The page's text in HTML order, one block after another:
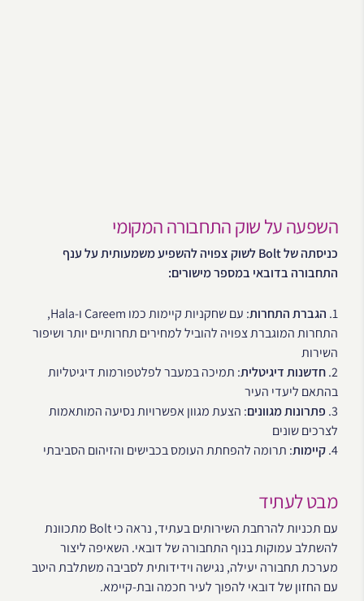
השפעה על שוק התחבורה המקומי
כניסתה של Bolt לשוק צפויה להשפיע משמעותית על ענף
התחבורה בדובאי במספר מישורים:
1. הגברת התחרות
: עם שחקניות קיימות כמו Careem ו-Hala,
התחרות המוגברת צפויה להוביל למחירים תחרותיים יותר ושיפור
השירות
2. חדשנות דיגיטלית: תמיכה במעבר לפלטפורמות דיגיטליות
בהתאם ליעדי העיר
3. פתרונות מגוונים: הצעת מגוון אפשרויות נסיעה המותאמות
לצרכים שונים
4. קיימות: תרומה להפחתת העומס בכבישים והזיהום הסביבתי
מבט לעתיד
עם תכניות להרחבת השירותים בעתיד, נראה כי Bolt מתכוונת
להשתלב עמוקות בנוף התחבורה של דובאי. השאיפה ליצור
מערכת תחבורה יעילה, נגישה וידידותית לסביבה משתלבת היטב
עם החזון של דובאי להפוך לעיר חכמה ובת-קיימא.